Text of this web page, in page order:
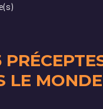
LE MONDE